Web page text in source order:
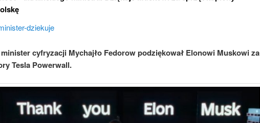
dziekuje
cyfryzacji Mychajło Fedorow podziękował Elonowi Muskowi za
Tesla Powerwall.